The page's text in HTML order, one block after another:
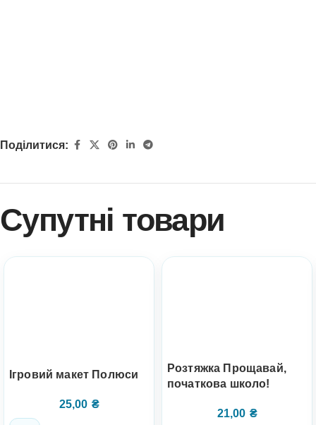
Поділитися:
Супутні товари
Ігровий макет Полюси
25,00 ₴
Розтяжка Прощавай,
початкова школо!
21,00 ₴